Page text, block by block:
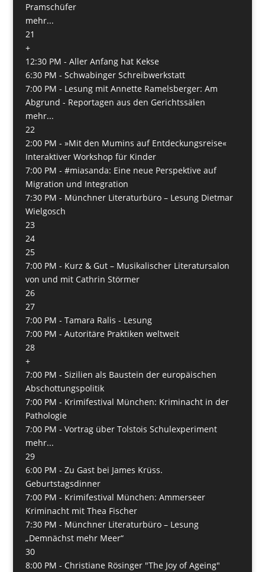
Pramschüfer
mehr...
21
+
12:30 PM - Aller Anfang hat Kekse
6:30 PM - Schwabinger Schreibwerkstatt
7:00 PM - Lesung mit Annette Ramelsberger: Am
Abgrund - Reportagen aus den Gerichtssälen
mehr...
22
2:00 PM - »Mit den Mumins auf Entdeckungsreise«
Interaktiver Workshop für Kinder
7:00 PM - #miasanda: Eine neue Perspektive auf
Migration und Integration
7:30 PM - Münchner Literaturbüro – Lesung Dietmar
Wielgosch
23
24
25
7:00 PM - Kurz & Gut – Musikalischer Literatursalon
von und mit Cathrin Störmer
26
27
7:00 PM - Tamara Ralis - Lesung
7:00 PM - Autoritäre Praktiken weltweit
28
+
7:00 PM - Sizilien als Baustein der europäischen
Abschottungspolitik
7:00 PM - Krimifestival München: Kriminacht in der
Pathologie
7:00 PM - Vortrag über Tolstois Schulexperiment
mehr...
29
6:00 PM - Zu Gast bei James Krüss.
Geburtstagsdinner
7:00 PM - Krimifestival München: Ammerseer
Kriminacht mit Thea Fischer
7:30 PM - Münchner Literaturbüro – Lesung
„Demnächst mehr Meer“
30
8:00 PM - Christiane Rösinger "The Joy of Ageing"